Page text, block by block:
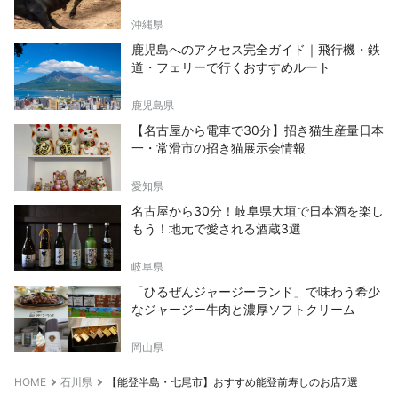
沖縄県
鹿児島へのアクセス完全ガイド｜飛行機・鉄
道・フェリーで行くおすすめルート
鹿児島県
【名古屋から電車で30分】招き猫生産量日本
一・常滑市の招き猫展示会情報
愛知県
名古屋から30分！岐阜県大垣で日本酒を楽し
もう！地元で愛される酒蔵3選
岐阜県
「ひるぜんジャージーランド」で味わう希少
なジャージー牛肉と濃厚ソフトクリーム
岡山県
HOME 石川県 【能登半島・七尾市】おすすめ能登前寿しのお店7選